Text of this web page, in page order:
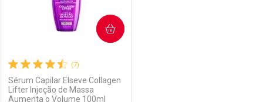
(7)
Sérum Capilar Elseve Collagen
Lifter Injeção de Massa
Aumenta o Volume 100ml
COMPRAR